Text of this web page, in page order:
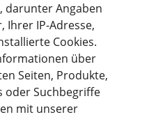
darunter Angaben
Ihrer IP-Adresse,
Cookies.
über
Seiten, Produkte,
oder Suchbegriffe
mit unserer